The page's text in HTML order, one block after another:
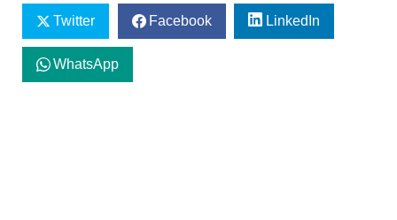
Twitter Facebook LinkedIn
WhatsApp